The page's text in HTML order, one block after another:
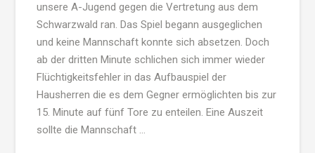
unsere A-Jugend gegen die Vertretung aus dem
Schwarzwald ran. Das Spiel begann ausgeglichen
und keine Mannschaft konnte sich absetzen. Doch
ab der dritten Minute schlichen sich immer wieder
Flüchtigkeitsfehler in das Aufbauspiel der
Hausherren die es dem Gegner ermöglichten bis zur
15. Minute auf fünf Tore zu enteilen. Eine Auszeit
sollte die Mannschaft …